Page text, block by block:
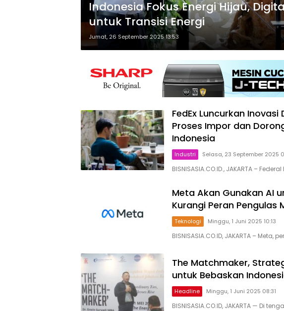
Indonesia Fokus Energi Hijau,
untuk Transisi Energi
Jumat, 26 September 2025 13:53
FedEx Luncurkan
Proses Impor dan
Indonesia
Industri Selasa, 23 September 2025
BISNISASIA.CO.ID., JAKARTA –
Meta Akan Gunakan AI
Kurangi Peran Pengulas
Teknologi Minggu, 1 Juni 2025 10:13
BISNISASIA.CO.ID, JAKARTA –
The Matchmaker,
untuk Bebaskan
Headline Minggu, 1 Juni 2025 08:31
BISNISASIA.CO.ID, JAKARTA — Di